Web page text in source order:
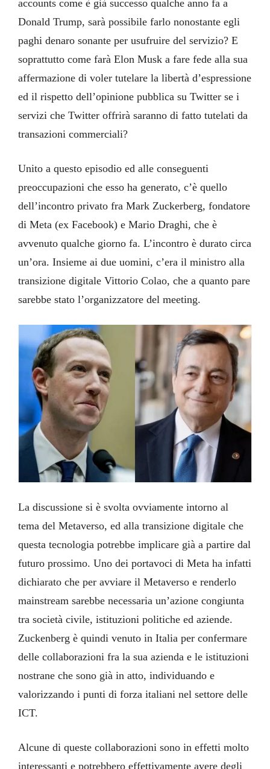
accounts come è già successo qualche anno fa a
Donald Trump, sarà possibile farlo nonostante egli
paghi denaro sonante per usufruire del servizio? E
soprattutto come farà Elon Musk a fare fede alla sua
affermazione di voler tutelare la libertà d’espressione
ed il rispetto dell’opinione pubblica su Twitter se i
servizi che Twitter offrirà saranno di fatto tutelati da
transazioni commerciali?
Unito a questo episodio ed alle conseguenti
preoccupazioni che esso ha generato, c’è quello
dell’incontro privato fra Mark Zuckerberg, fondatore
di Meta (ex Facebook) e Mario Draghi, che è
avvenuto qualche giorno fa. L’incontro è durato circa
un’ora. Insieme ai due uomini, c’era il ministro alla
transizione digitale Vittorio Colao, che a quanto pare
sarebbe stato l’organizzatore del meeting.
La discussione si è svolta ovviamente intorno al
tema del Metaverso, ed alla transizione digitale che
questa tecnologia potrebbe implicare già a partire dal
futuro prossimo. Uno dei portavoci di Meta ha infatti
dichiarato che per avviare il Metaverso e renderlo
mainstream sarebbe necessaria un’azione congiunta
tra società civile, istituzioni politiche ed aziende.
Zuckenberg è quindi venuto in Italia per confermare
delle collaborazioni fra la sua azienda e le istituzioni
nostrane che sono già in atto, individuando e
valorizzando i punti di forza italiani nel settore delle
ICT.
Alcune di queste collaborazioni sono in effetti molto
interessanti e potrebbero effettivamente avere degli